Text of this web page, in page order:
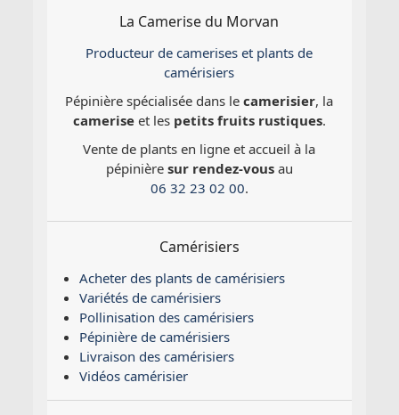
La Camerise du Morvan
Producteur de camerises et plants de
camérisiers
Pépinière spécialisée dans lecamerisier, la
cameriseet les petits fruits rustiques.
Vente de plants en ligne et accueil à la
pépinière sur rendez-vousau
06 32 23 02 00.
Camérisiers
Acheter des plants de camérisiers
Variétés de camérisiers
Pollinisation des camérisiers
Pépinière de camérisiers
Livraison des camérisiers
Vidéos camérisier